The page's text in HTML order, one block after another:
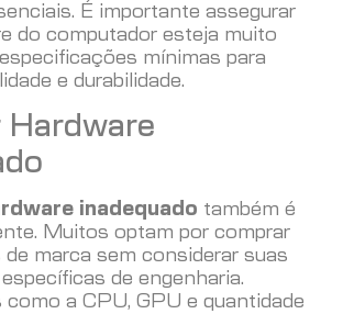
É importante assegurar
do computador esteja muito
mínimas para
e durabilidade.
Hardware
inadequado também é
Muitos optam por comprar
marca sem considerar suas
de engenharia.
a CPU, GPU e quantidade